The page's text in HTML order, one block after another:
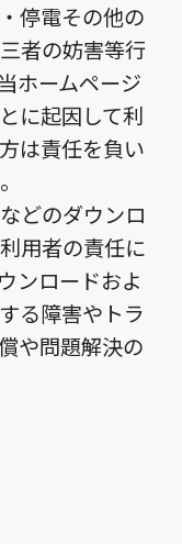
停電その他の
者の妨害等行
ホームページ
に起因して利
は責任を負い
どのダウンロ
用者の責任に
ンロードおよ
る障害やトラ
や問題解決の